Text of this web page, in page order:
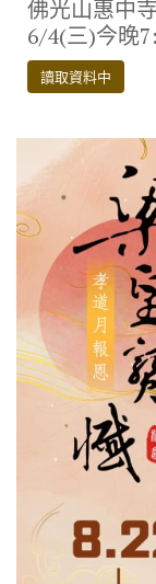
e
b
o
o
k
it
te
r
佛光山惠中
6/4(三)今晚
讀取資料中